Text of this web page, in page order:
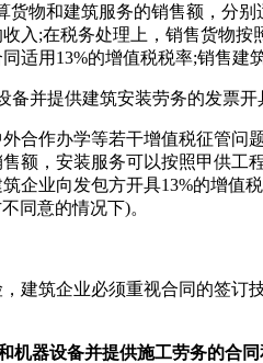
货物和建筑服务的销售额，分
入;在税务处理上，销售货物
适用13%的增值税税率;销售建
并提供建筑安装劳务的发票开
作办学等若干增值税征管问题
额，安装服务可以按照甲供
企业向发包方开具13%的增值
同意的情况下)。
筑企业必须重视合同的签订技
机器设备并提供施工劳务的合